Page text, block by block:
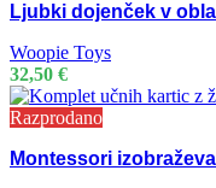
Ljubki dojenček v
Woopie Toys
32,50 €
Razprodano
Montessori